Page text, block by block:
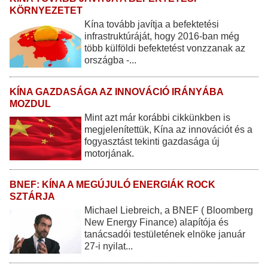
KÖRNYEZETET
Kína tovább javítja a befektetési
infrastruktúráját, hogy 2016-ban még
több külföldi befektetést vonzzanak az
országba -...
KÍNA GAZDASÁGA AZ INNOVÁCIÓ IRÁNYÁBA
MOZDUL
Mint azt már korábbi cikkünkben is
megjelenítettük, Kína az innovációt és a
fogyasztást tekinti gazdasága új
motorjának.
BNEF: KÍNA A MEGÚJULÓ ENERGIÁK ROCK
SZTÁRJA
Michael Liebreich, a BNEF ( Bloomberg
New Energy Finance) alapítója és
tanácsadói testületének elnöke január
27-i nyilat...